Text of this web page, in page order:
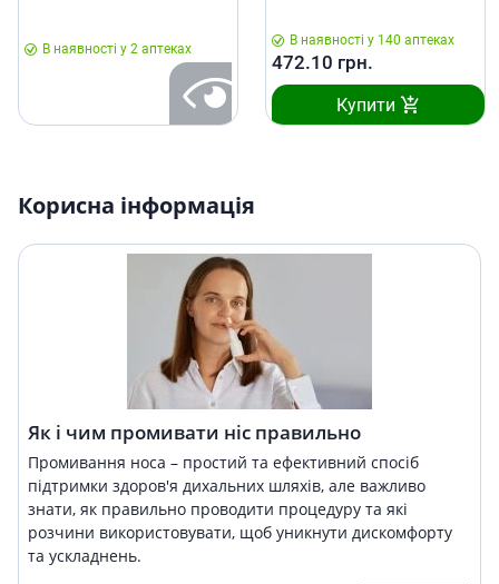
В наявності у 2 аптеках
В наявності у 140 аптеках
472.10 грн.
Купити
Корисна інформація
Як і чим промивати ніс правильно
Промивання носа – простий та ефективний спосіб
підтримки здоров'я дихальних шляхів, але важливо
знати, як правильно проводити процедуру та які
розчини використовувати, щоб уникнути дискомфорту
та ускладнень.